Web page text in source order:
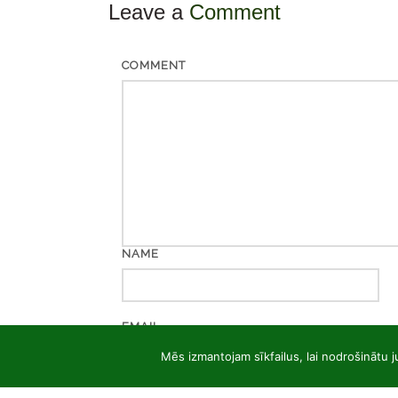
Leave a Comment
COMMENT
NAME
EMAIL
Mēs izmantojam sīkfailus, lai nodrošinātu